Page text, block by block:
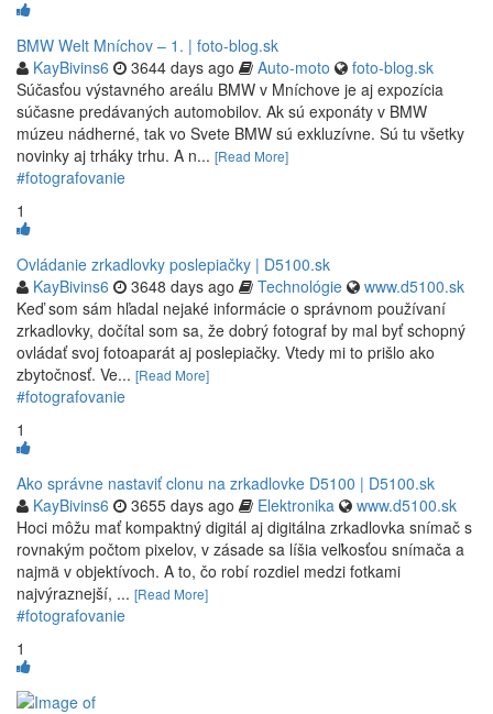
BMW Welt Mníchov – 1. | foto-blog.sk
KayBivins6
3644 days ago Auto-moto
foto-blog.sk
Súčasťou výstavného areálu BMW v Mníchove je aj expozícia
súčasne predávaných automobilov. Ak sú exponáty v BMW
múzeu nádherné, tak vo Svete BMW sú exkluzívne. Sú tu všetky
novinky aj trháky trhu. A n... [Read More]
#fotografovanie
1
Ovládanie zrkadlovky poslepiačky | D5100.sk
KayBivins6
3648 days ago Technológie
www.d5100.sk
Keď som sám hľadal nejaké informácie o správnom používaní
zrkadlovky, dočítal som sa, že dobrý fotograf by mal byť schopný
ovládať svoj fotoaparát aj poslepiačky. Vtedy mi to prišlo ako
zbytočnosť. Ve... [Read More]
#fotografovanie
1
Ako správne nastaviť clonu na zrkadlovke D5100 | D5100.sk
KayBivins6
3655 days ago Elektronika
www.d5100.sk
Hoci môžu mať kompaktný digitál aj digitálna zrkadlovka snímač s
rovnakým počtom pixelov, v zásade sa líšia veľkosťou snímača a
najmä v objektívoch. A to, čo robí rozdiel medzi fotkami
najvýraznejší, ... [Read More]
#fotografovanie
1